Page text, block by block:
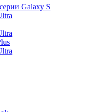
Galaxy S